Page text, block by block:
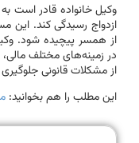
وکیل خانواده قادر است
ازدواج رسیدگی کند.
از همسر پیچیده شود.
در زمینه‌های مختلف مالی،
از مشکلات قانونی
این مطلب را هم بخوانید: